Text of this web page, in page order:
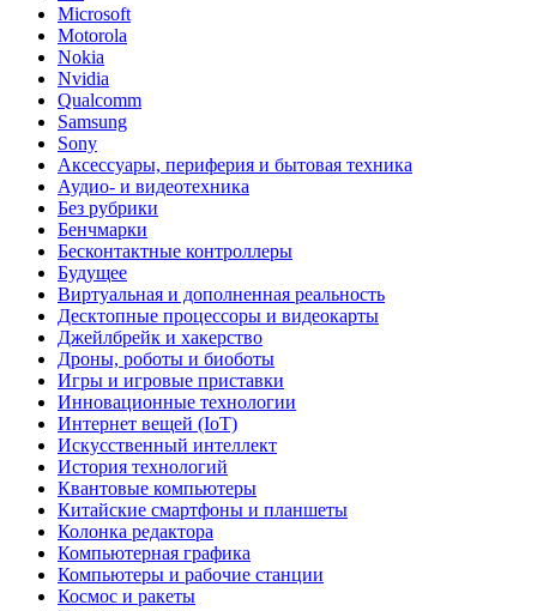
Microsoft
Motorola
Nokia
Nvidia
Qualcomm
Samsung
Sony
Аксессуары, периферия и бытовая техника
Аудио- и видеотехника
Без рубрики
Бенчмарки
Бесконтактные контроллеры
Будущее
Виртуальная и дополненная реальность
Десктопные процессоры и видеокарты
Джейлбрейк и хакерство
Дроны, роботы и биоботы
Игры и игровые приставки
Инновационные технологии
Интернет вещей (IoT)
Искусственный интеллект
История технологий
Квантовые компьютеры
Китайские смартфоны и планшеты
Колонка редактора
Компьютерная графика
Компьютеры и рабочие станции
Космос и ракеты